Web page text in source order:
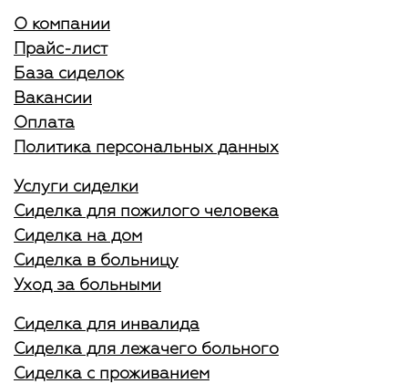
О компании
Прайс-лист
База сиделок
Вакансии
Оплата
Политика персональных данных
Услуги сиделки
Сиделка для пожилого человека
Сиделка на дом
Сиделка в больницу
Уход за больными
Сиделка для инвалида
Сиделка для лежачего больного
Сиделка с проживанием